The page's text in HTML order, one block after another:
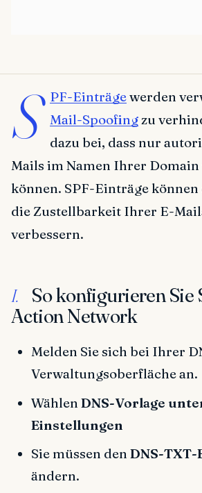
S PF-Einträgewerden
Mail-Spoofingzu
dazu bei, dass nur
Mails im Namen Ihrer Domain
können. SPF-Einträge
die Zustellbarkeit Ihrer E-
verbessern.
I.
So konfigurieren Sie
Action Network
Melden Sie sich bei Ihrer
Verwaltungsoberfläche an.
Wählen DNS-Vorlage
Einstellungen
Sie müssen den DNS-
ändern.